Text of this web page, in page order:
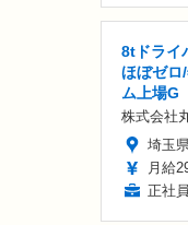
8tドライ
ほぼゼロ
ム上場G
株式会社
埼玉
月給
正社員